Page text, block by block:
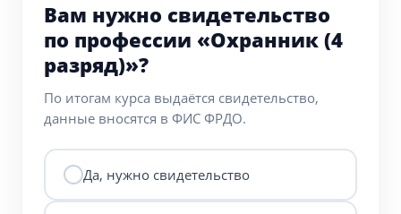
Вам нужно свидетельство
по профессии «Охранник (4
разряд)»?
По итогам курса выдаётся свидетельство,
данные вносятся в ФИС ФРДО.
Да, нужно свидетельство